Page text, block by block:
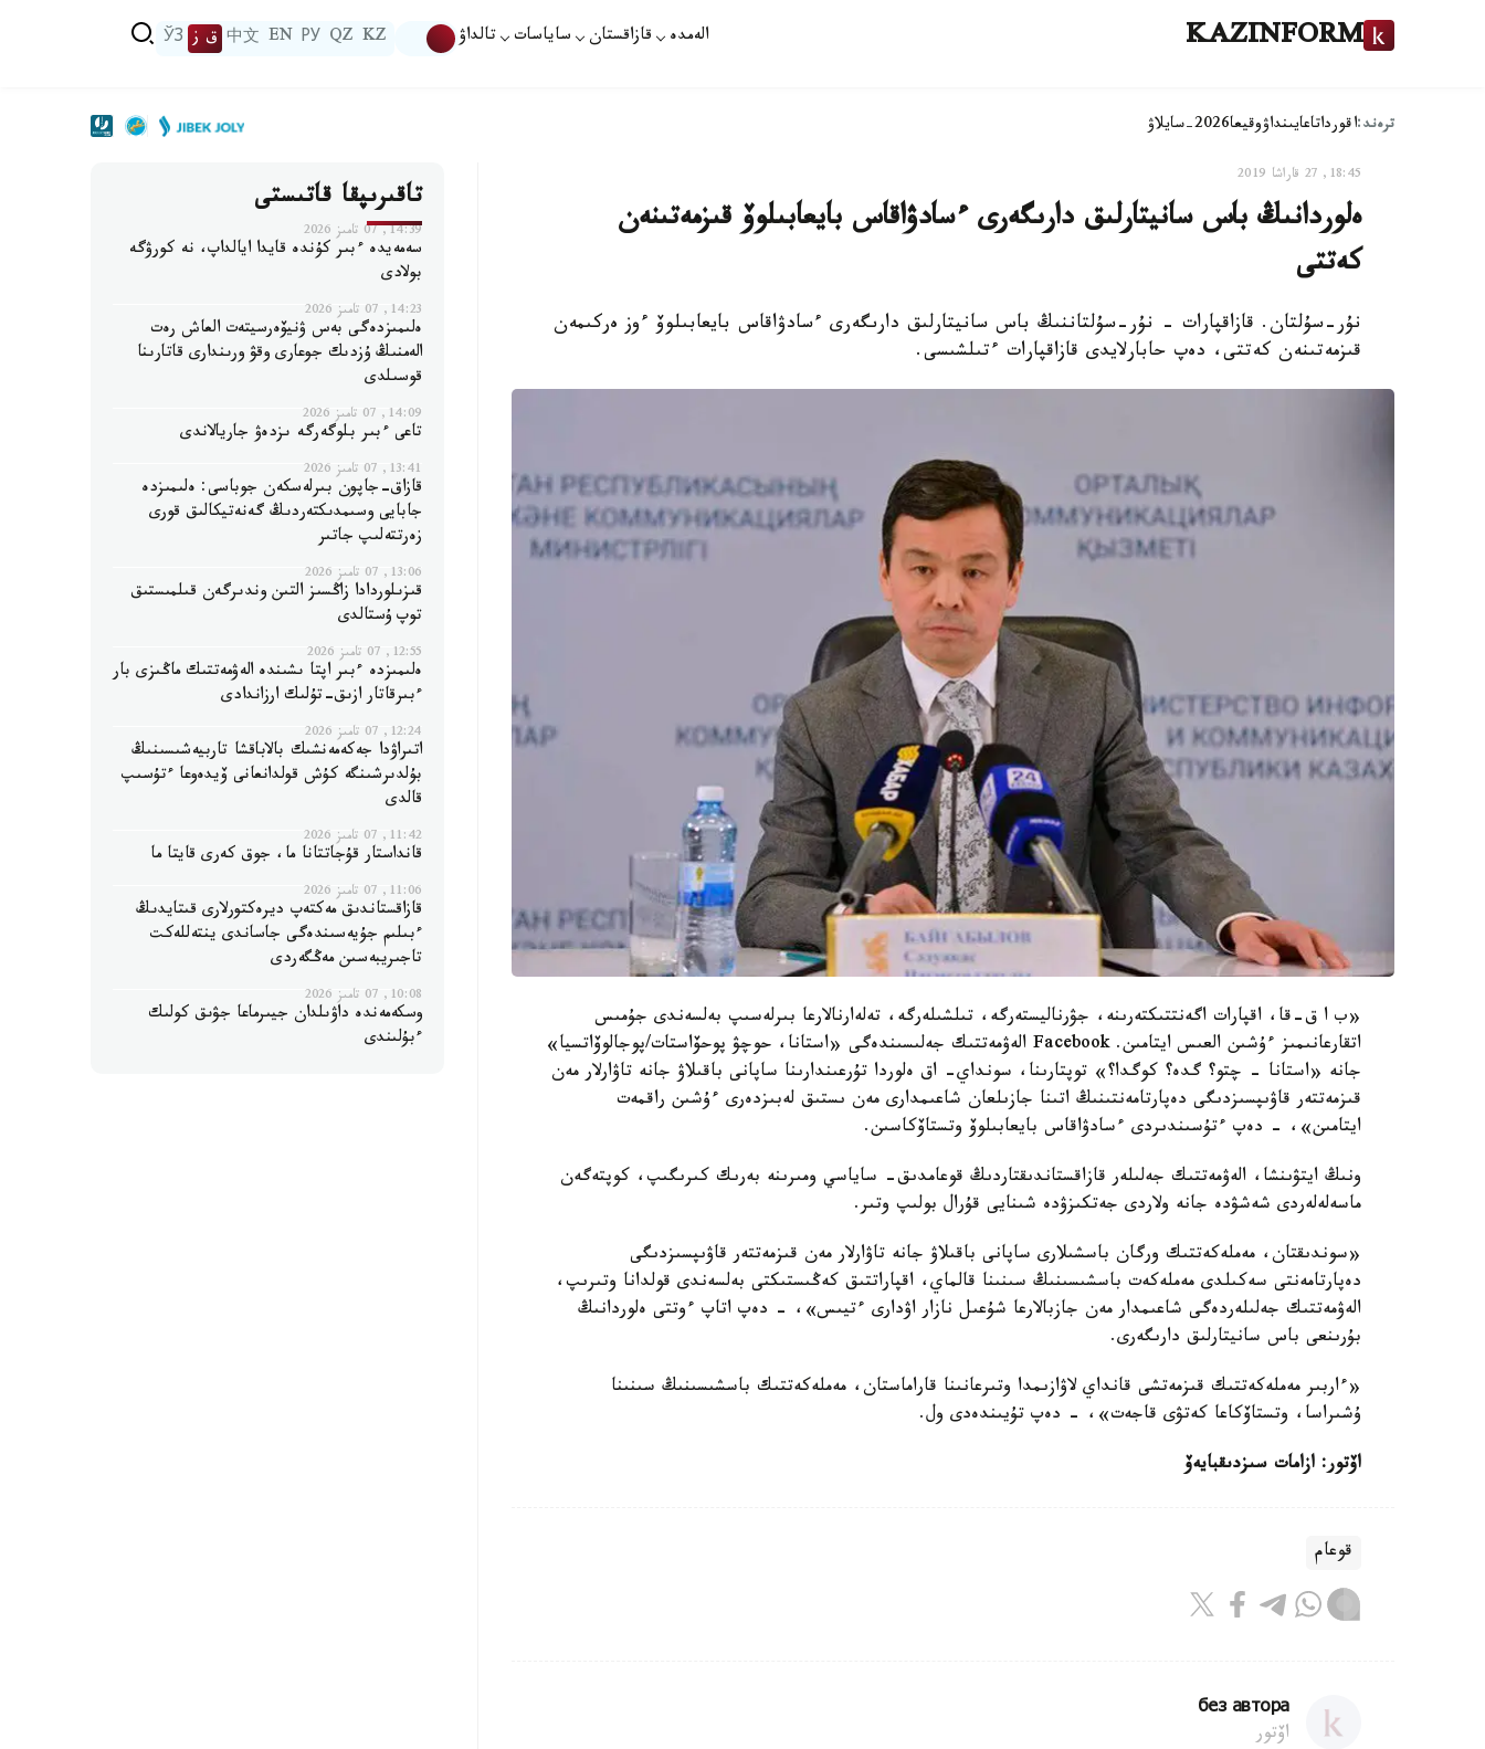
KAZINFORM الەمدە قازاقستان ساياسات تالداۋ KZ
QZ
РУ
EN
中文 ق ز ЎЗ
ترەند:اقورداتاعايىنداۋوقيعا2026-سايلاۋ
18:45, 27 قاراشا 2019
ەلوردانىڭ باس سانيتارلىق دارىگەرى ءسادۋاقاس بايعابىلوۆ قىزمەتىنەن
كەتتى
نۇر-سۇلتان. قازاقپارات - نۇر-سۇلتاننىڭ باس سانيتارلىق دارىگەرى ءسادۋاقاس بايعابىلوۆ ءوز ەركىمەن
قىزمەتىنەن كەتتى، دەپ حابارلايدى قازاقپارات ءتىلشىسى.
«ب ا ق-قا، اقپارات اگەنتتىكتەرىنە، جۋرناليستەرگە، تىلشىلەرگە، تەلەارنالارعا بىرلەسىپ بەلسەندى جۇمىس
اتقارعانىمىز ءۇشىن العىس ايتامىن. Facebook الەۋمەتتىك جەلىسىندەگى «استانا، حوچۋ پوحۆاستات/پوجالوۆاتسيا»
جانە «استانا - چتو؟ گدە؟ كوگدا؟» توپتارىنا، سونداي- اق ەلوردا تۇرعىندارىنا ساپانى باقىلاۋ جانە تاۋارلار مەن
قىزمەتتەر قاۋىپسىزدىگى دەپارتامەنتىنىڭ اتىنا جازىلعان شاعىمدارى مەن ىستىق لەبىزدەرى ءۇشىن راقمەت
ايتامىن»، - دەپ ءتۇسىندىردى ءسادۋاقاس بايعابىلوۆ وتستاۆكاسىن.
ونىڭ ايتۋىنشا، الەۋمەتتىك جەلىلەر قازاقستاندىقتاردىڭ قوعامدىق- ساياسي ومىرىنە بەرىك كىرىگىپ، كوپتەگەن
ماسەلەلەردى شەشۋدە جانە ولاردى جەتكىزۋدە شىنايى قۇرال بولىپ وتىر.
«سوندىقتان، مەملەكەتتىك ورگان باسشىلارى ساپانى باقىلاۋ جانە تاۋارلار مەن قىزمەتتەر قاۋىپسىزدىگى
دەپارتامەنتى سەكىلدى مەملەكەت باسشىسىنىڭ سىنىنا قالماي، اقپاراتتىق كەڭىستىكتى بەلسەندى قولدانا وتىرىپ،
الەۋمەتتىك جەلىلەردەگى شاعىمدار مەن جازبالارعا شۇعىل نازار اۋدارى ءتيىس»، - دەپ اتاپ ءوتتى ەلوردانىڭ
بۇرىنعى باس سانيتارلىق دارىگەرى.
«ءاربىر مەملەكەتتىك قىزمەتشى قانداي لاۋازىمدا وتىرعانىنا قاراماستان، مەملەكەتتىك باسشىسىنىڭ سىنىنا
ۇشىراسا، وتستاۆكاعا كەتۋى قاجەت»، - دەپ تۇيىندەدى ول.
اۆتور: ازامات سىزدىقبايەۆ
قوعام
без автора
اۆتور
تاقىرىپقا قاتىستى
14:39, 07 تامىز 2026
سەمەيدە ءبىر كۇندە قايدا ايالداپ، نە كورۋگە
بولادى
14:23, 07 تامىز 2026
ەلىمىزدەگى بەس ۋنيۆەرسيتەت العاش رەت
الەمنىڭ ۇزدىك جوعارى وقۋ ورىندارى قاتارىنا
قوسىلدى
14:09, 07 تامىز 2026
تاعى ءبىر بلوگەرگە ىزدەۋ جاريالاندى
13:41, 07 تامىز 2026
قازاق-جاپون بىرلەسكەن جوباسى: ەلىمىزدە
جابايى وسىمدىكتەردىڭ گەنەتيكالىق قورى
زەرتتەلىپ جاتىر
13:06, 07 تامىز 2026
قىزىلوردادا زاڭسىز التىن وندىرگەن قىلمىستىق
توپ ۇستالدى
12:55, 07 تامىز 2026
ەلىمىزدە ءبىر اپتا ىشىندە الەۋمەتتىك ماڭىزى بار
ءبىرقاتار ازىق-تۇلىك ارزاندادى
12:24, 07 تامىز 2026
اتىراۋدا جەكەمەنشىك بالاباقشا تاربيەشىسىنىڭ
بۇلدىرشىنگە كۇش قولدانعانى ۆيدەوعا ءتۇسىپ
قالدى
11:42, 07 تامىز 2026
قانداستار قۇجاتتانا ما، جوق كەرى قايتا ما
11:06, 07 تامىز 2026
قازاقستاندىق مەكتەپ ديرەكتورلارى قىتايدىڭ
ءبىلىم جۇيەسىندەگى جاساندى ينتەللەكت
تاجىريبەسىن مەڭگەردى
10:08, 07 تامىز 2026
وسكەمەندە داۋىلدان جيىرماعا جۋىق كولىك
ءبۇلىندى